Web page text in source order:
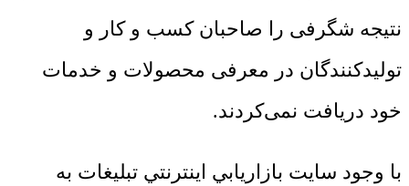
نتیجه شگرفی را صاحبان کسب و کار و
تولیدکنندگان در معرفی محصولات و خدمات
خود دریافت نمی‌کردند.
با وجود سايت بازاريابي اينترنتي تبلیغات به